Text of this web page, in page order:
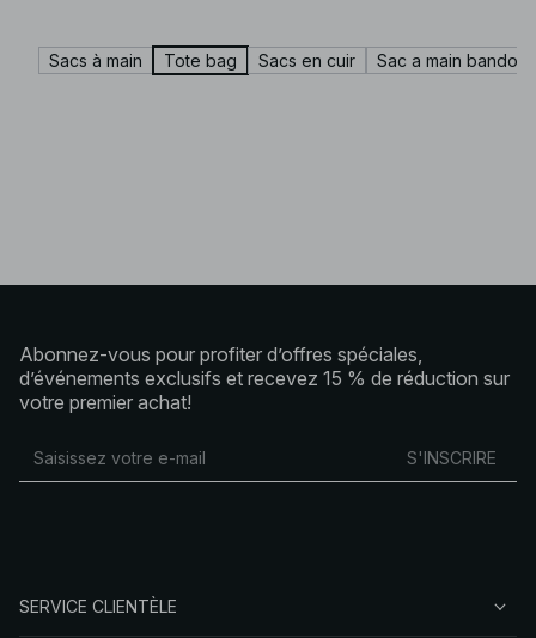
Sacs à main Tote bag Sacs en cuir Sac a main
Abonnez-vous pour profiter d’offres spéciales,
d’événements exclusifs et recevez 15 % de réduction sur
votre premier achat!
S'INSCRIRE
SERVICE CLIENTÈLE